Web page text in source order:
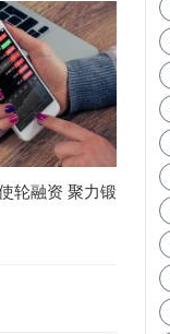
轮融资 聚力锻